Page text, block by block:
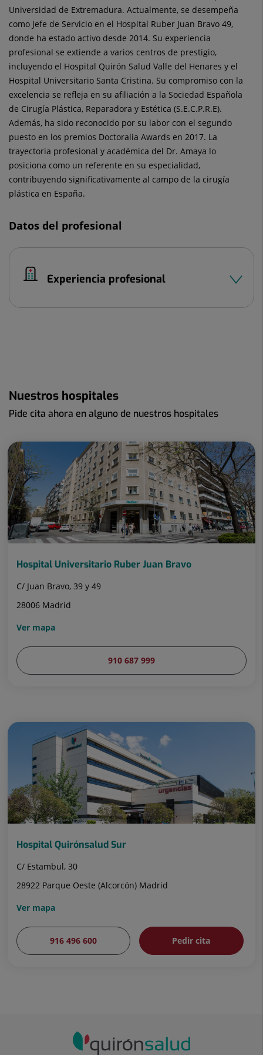
Universidad de Extremadura. Actualmente, se desempeña
como Jefe de Servicio en el Hospital Ruber Juan Bravo 49,
donde ha estado activo desde 2014. Su experiencia
profesional se extiende a varios centros de prestigio,
incluyendo el Hospital Quirón Salud Valle del Henares y el
Hospital Universitario Santa Cristina. Su compromiso con la
excelencia se refleja en su afiliación a la Sociedad Española
de Cirugía Plástica, Reparadora y Estética (S.E.C.P.R.E).
Además, ha sido reconocido por su labor con el segundo
puesto en los premios Doctoralia Awards en 2017. La
trayectoria profesional y académica del Dr. Amaya lo
posiciona como un referente en su especialidad,
contribuyendo significativamente al campo de la cirugía
plástica en España.
Datos del profesional
Experiencia profesional
Nuestros hospitales
Pide cita ahora en alguno de nuestros hospitales
Hospital Universitario Ruber Juan Bravo
C/ Juan Bravo, 39 y 49
28006 Madrid
Ver mapa
910 687 999
Hospital Quirónsalud Sur
C/ Estambul, 30
28922 Parque Oeste (Alcorcón) Madrid
Ver mapa
916 496 600 Pedir cita